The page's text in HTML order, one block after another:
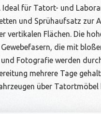
Ideal für Tatort- und
und Sprühaufsatz zur
vertikalen Flächen. Die
die mit
Fotografie werden
mehrere Tage
über Tatortmöbel